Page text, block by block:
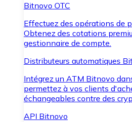
Bitnovo OTC
Effectuez des opérations de
Obtenez des cotations
gestionnaire de compte.
Distributeurs automatiques
Intégrez un ATM Bitnovo
permettez à vos clients
échangeables contre des
API Bitnovo